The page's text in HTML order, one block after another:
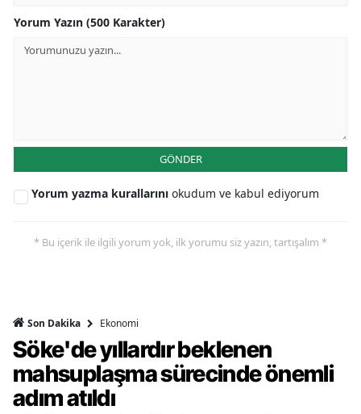
Yorum Yazın (500 Karakter)
GÖNDER
Yorum yazma kurallarını okudum ve kabul ediyorum
* Bu içerik ile ilgili yorum yok, ilk yorumu siz yazın, tartışalım *
Son Dakika Ekonomi
Söke'de yıllardır beklenen
mahsuplaşma sürecinde önemli
adım atıldı